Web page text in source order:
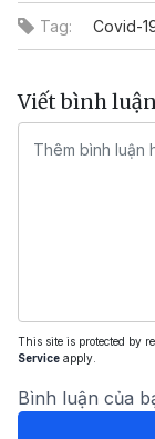
Tag: Covid-
Viết bình
This site is protected by
Service apply.
Bình luận của